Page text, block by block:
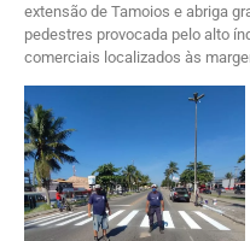
extensão de Tamoios e abriga
pedestres provocada pelo alto
comerciais localizados às